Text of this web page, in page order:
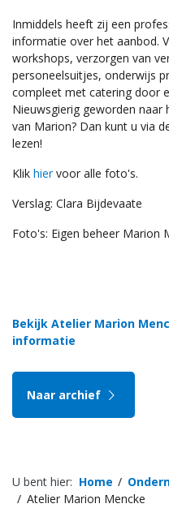
Inmiddels heeft zij een
informatie over het aanbod.
workshops, verzorgen van
personeelsuitjes, onderwijs
compleet met catering door
Nieuwsgierig geworden
van Marion? Dan kunt u via
lezen!
Klik hiervoor alle foto's.
Verslag: Clara Bijdevaate
Foto's: Eigen beheer Marion
Bekijk Atelier Marion
informatie
Naar archief
U bent hier: Home
Atelier Marion Mencke